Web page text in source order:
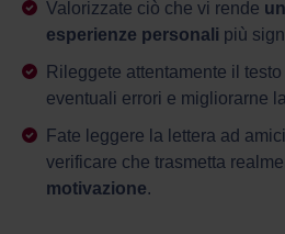
Valorizzate ciò che vi rende
esperienze personali più
Rileggete attentamente il
eventuali errori e migliorarne
Fate leggere la lettera ad
verificare che trasmetta
motivazione.